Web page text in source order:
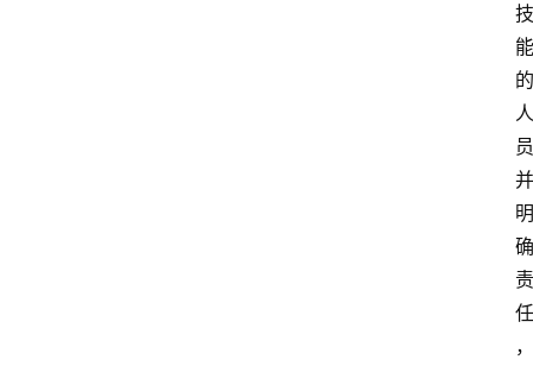
技
能
的
人
员
并
明
确
责
任
，